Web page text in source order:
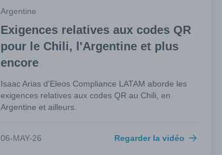
Argentine
Exigences relatives aux codes QR
pour le Chili, l'Argentine et plus
encore
Isaac Arias d'Eleos Compliance LATAM aborde les
exigences relatives aux codes QR au Chili, en
Argentine et ailleurs.
06-MAY-26 Regarder la vidéo